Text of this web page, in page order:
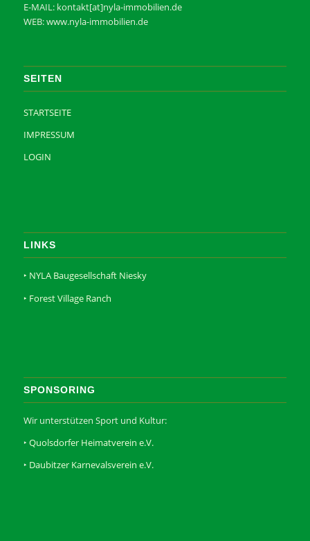
E-MAIL: kontakt[at]nyla-immobilien.de
WEB: www.nyla-immobilien.de
SEITEN
STARTSEITE
IMPRESSUM
LOGIN
LINKS
‣ NYLA Baugesellschaft Niesky
‣ Forest Village Ranch
SPONSORING
Wir unterstützen Sport und Kultur:
‣ Quolsdorfer Heimatverein e.V.
‣ Daubitzer Karnevalsverein e.V.